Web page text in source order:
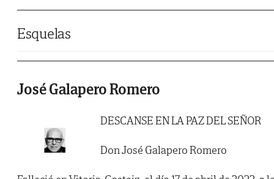
Esquelas
José Galapero Romero
DESCANSE EN LA PAZ DEL SEÑOR
Don José Galapero Romero